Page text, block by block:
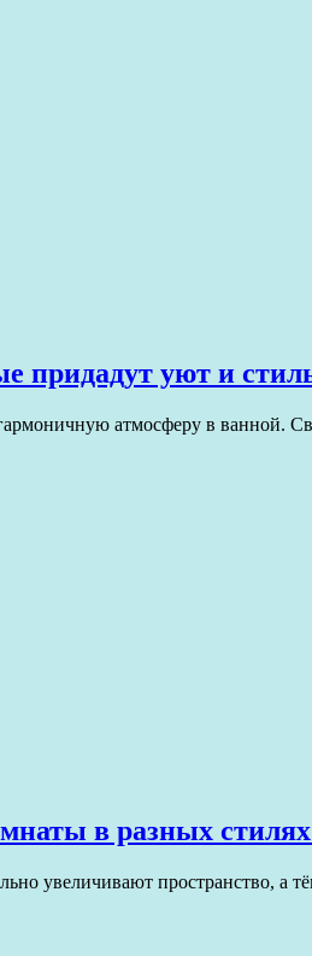
придадут уют и
атмосферу в ванной.
в разных
увеличивают пространство, а